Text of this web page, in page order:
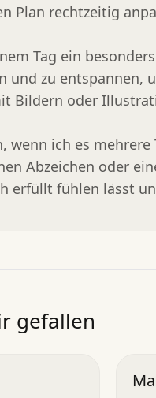
Plan rechtzeitig
Tag ein
und zu entspannen,
Bildern oder
wenn ich es
Abzeichen oder
erfüllt fühlen lässt
gefallen